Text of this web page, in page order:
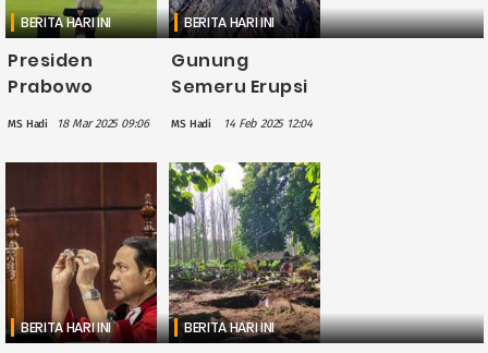
BERITA HARI INI
Presiden
Prabowo
Targetkan
Stadion Baru
Tahun
MS Hadi 18 Mar 2025 09:06
BERITA HARI INI
Gunung
Semeru Erupsi
Pagi Ini,
Abu Vulkanik
1.000 Meter
MS Hadi 14 Feb 2025 12:04
BERITA HARI INI BERITA HARI INI